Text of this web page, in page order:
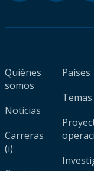
Quiénes
somos
Noticias
Carreras
(i)
Países
Temas